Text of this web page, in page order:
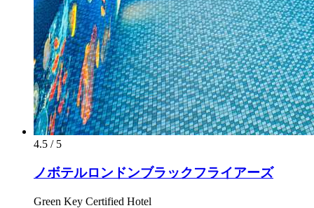
4.5 / 5
ノボテルロンドンブラックフライアーズ
Green Key Certified Hotel